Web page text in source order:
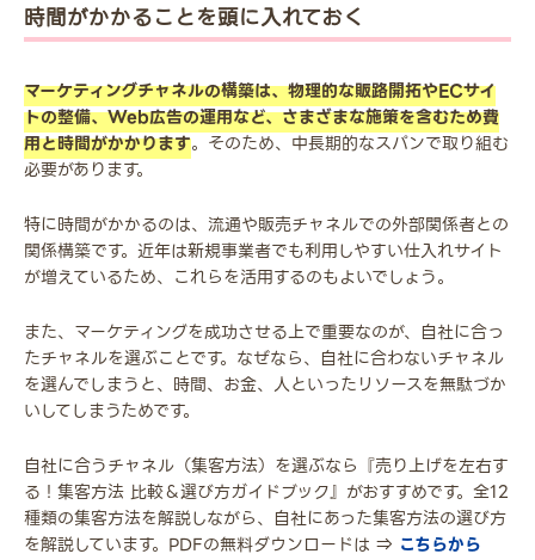
時間がかかることを頭に入れておく
マーケティングチャネルの構築は、物理的な販路開拓やECサイ
トの整備、Web広告の運用など、さまざまな施策を含むため費
用と時間がかかります。そのため、中長期的なスパンで取り組む
必要があります。
特に時間がかかるのは、流通や販売チャネルでの外部関係者との
関係構築です。近年は新規事業者でも利用しやすい仕入れサイト
が増えているため、これらを活用するのもよいでしょう。
また、マーケティングを成功させる上で重要なのが、自社に合っ
たチャネルを選ぶことです。なぜなら、自社に合わないチャネル
を選んでしまうと、時間、お金、人といったリソースを無駄づか
いしてしまうためです。
自社に合うチャネル（集客方法）を選ぶなら『売り上げを左右す
る！集客方法 比較＆選び方ガイドブック』がおすすめです。全12
種類の集客方法を解説しながら、自社にあった集客方法の選び方
を解説しています。PDFの無料ダウンロードは ⇒ こちらから